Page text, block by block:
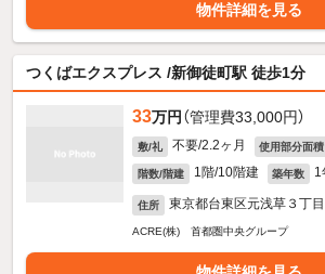
物件詳細を見る
つくばエクスプレス /新御徒町駅 徒歩1分
33万円 （管理費33,000円）
敷/礼 不要/2.2ヶ月 使用部分面積
階数/階建 1階/10階建 築年数 1
住所 東京都台東区元浅草３丁目
ACRE(株) 首都圏中央グループ